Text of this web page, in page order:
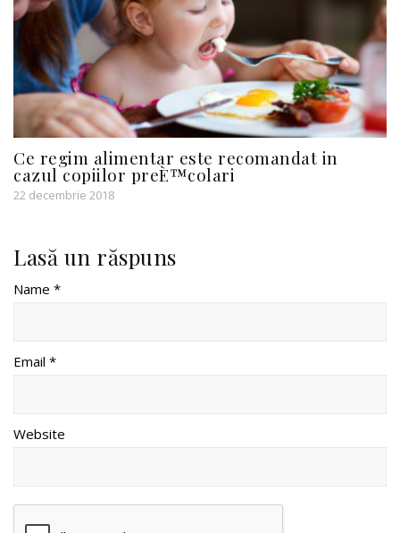
Ce regim alimentar este recomandat in
cazul copiilor preÈ™colari
22 decembrie 2018
Lasă un răspuns
Name *
Email *
Website